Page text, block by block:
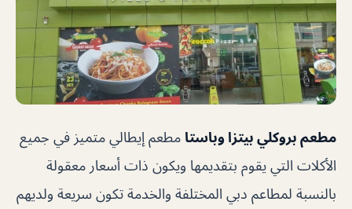
مطعم بروكلي بيتزا وباستا مطعم إيطالي متميز في جميع
الأكلات التي يقوم بتقديمها ويكون ذات أسعار معقولة
بالنسبة لمطاعم دبي المختلفة والخدمة تكون سريعة ولديهم